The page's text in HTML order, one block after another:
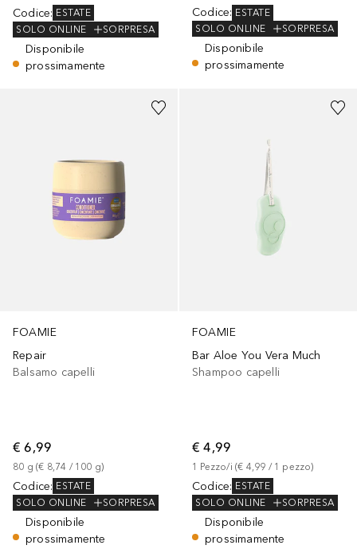
Codice: ESTATE
SOLO ONLINE
SORPRESA
Disponibile
prossimamente
Codice: ESTATE
SOLO ONLINE
SORPRESA
Disponibile
prossimamente
FOAMIE
Repair
Balsamo capelli
€ 6,99
80 g (€ 8,74 / 100 g)
Codice: ESTATE
SOLO ONLINE
SORPRESA
Disponibile
prossimamente
FOAMIE
Bar Aloe You Vera Much
Shampoo capelli
€ 4,99
1 Pezzo/i (€ 4,99 / 1 pezzo)
Codice: ESTATE
SOLO ONLINE
SORPRESA
Disponibile
prossimamente